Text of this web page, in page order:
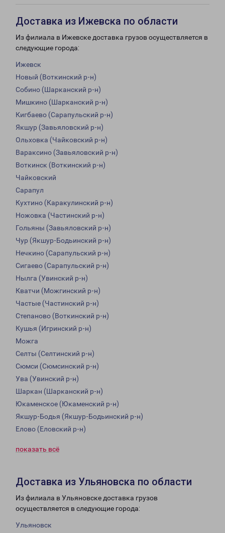
Доставка из Ижевска по области
Из филиала в Ижевске доставка грузов осуществляется в
следующие города:
Ижевск
Новый (Воткинский р-н)
Собино (Шарканский р-н)
Мишкино (Шарканский р-н)
Кигбаево (Сарапульский р-н)
Якшур (Завьяловский р-н)
Ольховка (Чайковский р-н)
Вараксино (Завьяловский р-н)
Воткинск (Воткинский р-н)
Чайковский
Сарапул
Кухтино (Каракулинский р-н)
Ножовка (Частинский р-н)
Гольяны (Завьяловский р-н)
Чур (Якшур-Бодьинский р-н)
Нечкино (Сарапульский р-н)
Сигаево (Сарапульский р-н)
Нылга (Увинский р-н)
Кватчи (Можгинский р-н)
Частые (Частинский р-н)
Степаново (Воткинский р-н)
Кушья (Игринский р-н)
Можга
Селты (Селтинский р-н)
Сюмси (Сюмсинский р-н)
Ува (Увинский р-н)
Шаркан (Шарканский р-н)
Юкаменское (Юкаменский р-н)
Якшур-Бодья (Якшур-Бодьинский р-н)
Елово (Еловский р-н)
показать всё
Доставка из Ульяновска по области
Из филиала в Ульяновске доставка грузов
осуществляется в следующие города:
Ульяновск